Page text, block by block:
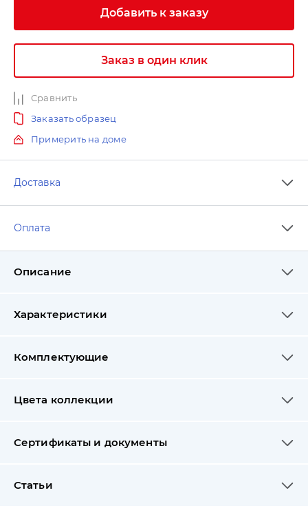
Добавить к заказу
Заказ в один клик
Сравнить
Заказать образец
Примерить на доме
Доставка
Оплата
Описание
Характеристики
Комплектующие
Цвета коллекции
Сертификаты и документы
Статьи